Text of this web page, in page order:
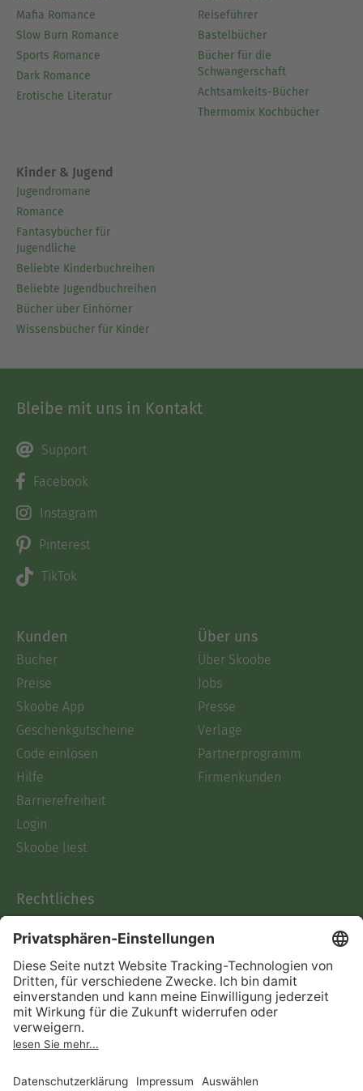
Mafia Romance
Slow Burn Romance
Sports Romance
Dark Romance
Erotische Literatur
Reiseführer
Bastelbücher
Bücher für die
Schwangerschaft
Achtsamkeits-Bücher
Thermomix Kochbücher
Kinder & Jugend
Jugendromane
Romance
Fantasybücher für
Jugendliche
Beliebte Kinderbuchreihen
Beliebte Jugendbuchreihen
Bücher über Einhörner
Wissensbücher für Kinder
Bleibe mit uns in Kontakt
Support
Facebook
Instagram
Pinterest
TikTok
Kunden
Bücher
Preise
Skoobe App
Geschenkgutscheine
Code einlösen
Hilfe
Barrierefreiheit
Login
Skoobe liest
Über uns
Über Skoobe
Jobs
Presse
Verlage
Partnerprogramm
Firmenkunden
Rechtliches
AGB
Informationen nach Data
Act
Verträge hier kündigen
Impressum